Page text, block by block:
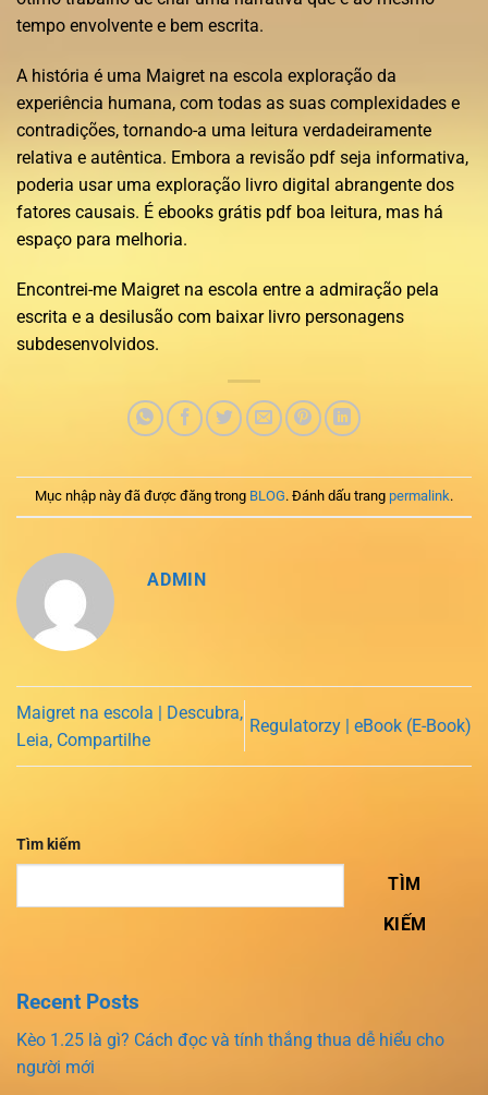
tempo envolvente e bem escrita.
A história é uma Maigret na escola exploração da
experiência humana, com todas as suas complexidades e
contradições, tornando-a uma leitura verdadeiramente
relativa e autêntica. Embora a revisão pdf seja informativa,
poderia usar uma exploração livro digital abrangente dos
fatores causais. É ebooks grátis pdf boa leitura, mas há
espaço para melhoria.
Encontrei-me Maigret na escola entre a admiração pela
escrita e a desilusão com baixar livro personagens
subdesenvolvidos.
Mục nhập này đã được đăng trong BLOG. Đánh dấu trang permalink.
ADMIN
Maigret na escola | Descubra,
Leia, Compartilhe
Regulatorzy | eBook (E-Book)
Tìm kiếm
TÌM
KIẾM
Recent Posts
Kèo 1.25 là gì? Cách đọc và tính thắng thua dễ hiểu cho
người mới